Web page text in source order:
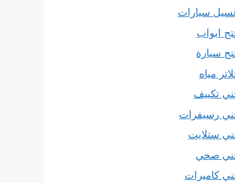
سيارات
ابواب
سيارة
مياه
تكييف
رسيفرات
ستلايت
صحي
كاميرات